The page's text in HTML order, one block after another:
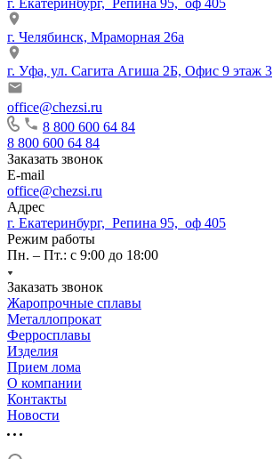
г. Екатеринбург, Репина 95, оф 405
г. Челябинск, Мраморная 26а
г. Уфа, ул. Сагита Агиша 2Б, Офис 9 этаж 3
office@chezsi.ru
8 800 600 64 84
8 800 600 64 84
Заказать звонок
E-mail
office@chezsi.ru
Адрес
г. Екатеринбург, Репина 95, оф 405
Режим работы
Пн. – Пт.: с 9:00 до 18:00
Заказать звонок
Жаропрочные сплавы
Металлопрокат
Ферросплавы
Изделия
Прием лома
О компании
Контакты
Новости